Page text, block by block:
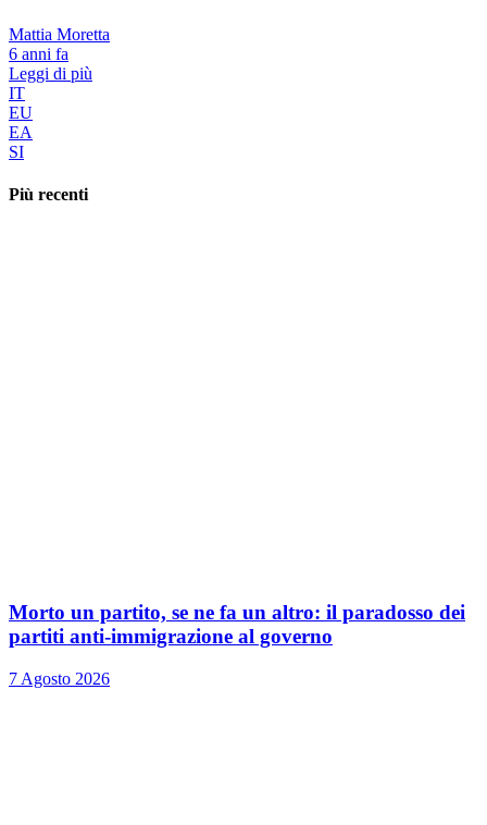
Mattia Moretta
6 anni fa
Leggi di più
IT
EU
EA
SI
Più recenti
Morto un partito, se ne fa un altro: il paradosso dei
partiti anti-immigrazione al governo
7 Agosto 2026